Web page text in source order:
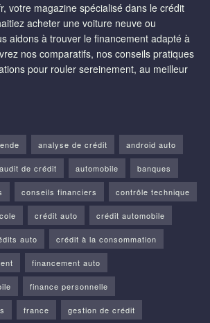
votre magazine spécialisé dans le crédit
acheter une voiture neuve ou
aidons à trouver le financement adapté à
nos comparatifs, nos conseils pratiques
pour rouler sereinement, au meilleur
analyse de crédit android auto
audit de crédit automobile banques
conseils financiers contrôle technique
crédit auto crédit automobile
auto crédit à la consommation
financement auto
finance personnelle
france gestion de crédit